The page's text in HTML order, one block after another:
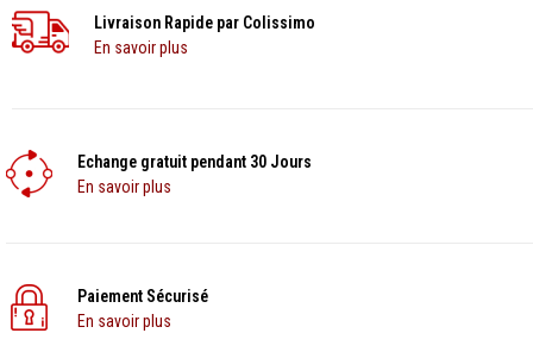
Livraison Rapide par Colissimo
En savoir plus
Echange gratuit pendant 30 Jours
En savoir plus
Paiement Sécurisé
En savoir plus